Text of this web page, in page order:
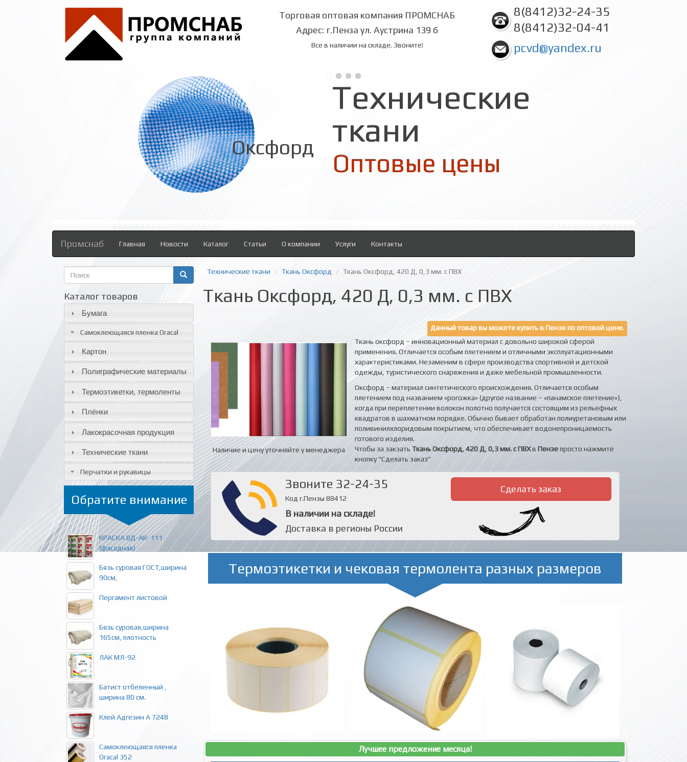
Торговая оптовая компания ПРОМСНАБ
Адрес: г.Пенза ул. Аустрина 139 б
Все в наличии на складе. Звоните!
8(8412)32-24-35
8(8412)32-04-41
pcvd@yandex.ru
Технические
ткани
Оксфорд
Промснаб Главная Новости Каталог Статьи О компании Услуги Контакты
Форма
поиска
Каталог товаров
Бумага
Самоклеющаяся пленка Oracal
Картон
Полиграфические материалы
Термоэтикетки, термоленты
Плёнки
Лакокрасочная продукция
Технические ткани
Перчатки и рукавицы
Обратите внимание
КРАСКА ВД-АК-111
(фасадная)
Бязь суровая ГОСТ,ширина
90см,
Пергамент листовой
Бязь суровая,ширина
165см, плотность
ЛАК МЛ-92
Батист отбеленный ,
ширина 80 см.
Клей Адгезин А 7248
Самоклеющаяся пленка
Oracal 352
Технические ткани Ткань Оксфорд Ткань Оксфорд, 420 Д, 0,3 мм. с ПВХ
Ткань Оксфорд, 420 Д, 0,3 мм. с ПВХ
Данный товар вы можете купить в Пензе по оптовой цене.
Наличие и цену уточняйте у менеджера
Ткань оксфорд – инновационный материал с довольно широкой сферой
применения. Отличается особым плетением и отличными эксплуатационными
характеристиками. Незаменим в сфере производства спортивной и детской
одежды, туристического снаряжения и даже мебельной промышленности.
Оксфорд – материал синтетического происхождения. Отличается особым
плетением под названием «рогожка» (другое название – «панамское плетение»),
когда при переплетении волокон полотно получается состоящим из рельефных
квадратов в шахматном порядке. Обычно бывает обработан полиуретановым или
поливинилхлоридовым покрытием, что обеспечивает водонепроницаемость
готового изделия.
Чтобы за закзать Ткань Оксфорд, 420 Д, 0,3 мм. с ПВХв Пензепросто нажмите
кнопку "Сделать заказ"
Звоните 32-24-35
Код г.Пензы 88412
В наличии на складе!
Доставка в регионы России
Сделать заказ
Термоэтикетки и чековая термолента разных размеров
Лучшее предложение месяца!